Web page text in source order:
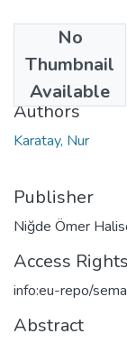
No
Thumbnail
Available
2022
Authors
Karatay, Nur
Publisher
Niğde Ömer
Access Rights
info:eu-repo/
Abstract